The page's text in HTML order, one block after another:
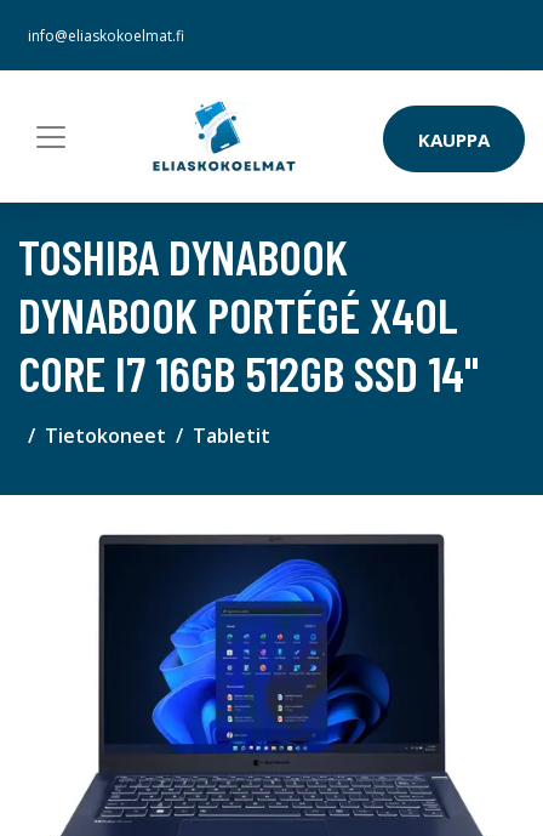
info@eliaskokoelmat.fi
KAUPPA
TOSHIBA DYNABOOK
DYNABOOK PORTÉGÉ X40L
CORE I7 16GB 512GB SSD 14"
Tietokoneet Tabletit